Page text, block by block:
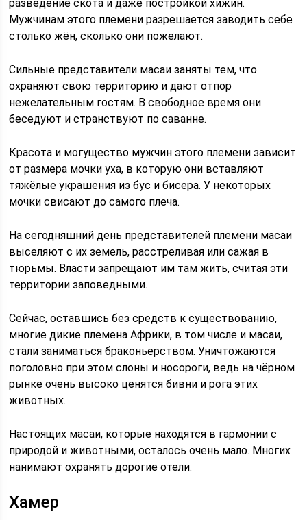
разведение скота и даже постройкой хижин.
Мужчинам этого племени разрешается заводить себе
столько жён, сколько они пожелают.
Сильные представители масаи заняты тем, что
охраняют свою территорию и дают отпор
нежелательным гостям. В свободное время они
беседуют и странствуют по саванне.
Красота и могущество мужчин этого племени зависит
от размера мочки уха, в которую они вставляют
тяжёлые украшения из бус и бисера. У некоторых
мочки свисают до самого плеча.
На сегодняшний день представителей племени масаи
выселяют с их земель, расстреливая или сажая в
тюрьмы. Власти запрещают им там жить, считая эти
территории заповедными.
Сейчас, оставшись без средств к существованию,
многие дикие племена Африки, в том числе и масаи,
стали заниматься браконьерством. Уничтожаются
поголовно при этом слоны и носороги, ведь на чёрном
рынке очень высоко ценятся бивни и рога этих
животных.
Настоящих масаи, которые находятся в гармонии с
природой и животными, осталось очень мало. Многих
нанимают охранять дорогие отели.
Хамер